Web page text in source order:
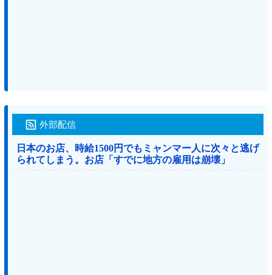
外部配信
日本のお店、時給1500円でもミャンマー人に次々と逃げ
られてしまう。お店「すでに地方の雇用は崩壊」